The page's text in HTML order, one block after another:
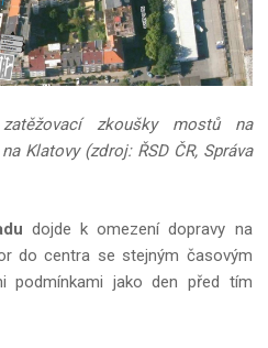
zkoušky mostů na
Klatovy (zdroj: ŘSD ČR, Správa
dojde k omezení dopravy na
do centra se stejným časovým
podmínkami jako den před tím